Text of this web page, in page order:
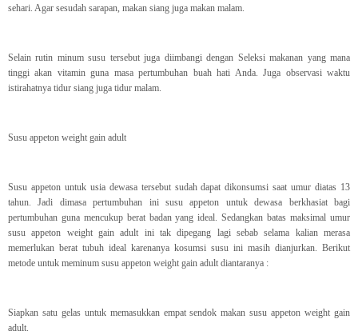
sehari. Agar sesudah sarapan, makan siang juga makan malam.
Selain rutin minum susu tersebut juga diimbangi dengan Seleksi makanan yang mana
tinggi akan vitamin guna masa pertumbuhan buah hati Anda. Juga observasi waktu
istirahatnya tidur siang juga tidur malam.
Susu appeton weight gain adult
Susu appeton untuk usia dewasa tersebut sudah dapat dikonsumsi saat umur diatas 13
tahun. Jadi dimasa pertumbuhan ini susu appeton untuk dewasa berkhasiat bagi
pertumbuhan guna mencukup berat badan yang ideal. Sedangkan batas maksimal umur
susu appeton weight gain adult ini tak dipegang lagi sebab selama kalian merasa
memerlukan berat tubuh ideal karenanya kosumsi susu ini masih dianjurkan. Berikut
metode untuk meminum susu appeton weight gain adult diantaranya :
Siapkan satu gelas untuk memasukkan empat sendok makan susu appeton weight gain
adult.